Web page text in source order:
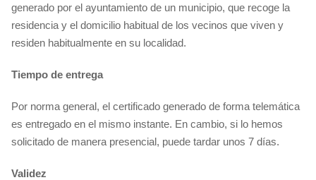
generado por el ayuntamiento de un municipio, que recoge la
residencia y el domicilio habitual de los vecinos que viven y
residen habitualmente en su localidad.
Tiempo de entrega
Por norma general, el certificado generado de forma telemática
es entregado en el mismo instante. En cambio, si lo hemos
solicitado de manera presencial, puede tardar unos 7 días.
Validez